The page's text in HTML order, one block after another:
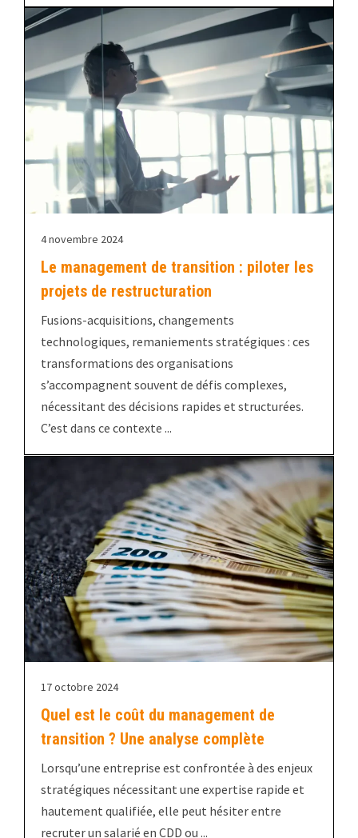
4 novembre 2024
Le management de transition : piloter les
projets de restructuration
Fusions-acquisitions, changements
technologiques, remaniements stratégiques : ces
transformations des organisations
s’accompagnent souvent de défis complexes,
nécessitant des décisions rapides et structurées.
C’est dans ce contexte ...
17 octobre 2024
Quel est le coût du management de
transition ? Une analyse complète
Lorsqu’une entreprise est confrontée à des enjeux
stratégiques nécessitant une expertise rapide et
hautement qualifiée, elle peut hésiter entre
recruter un salarié en CDD ou ...